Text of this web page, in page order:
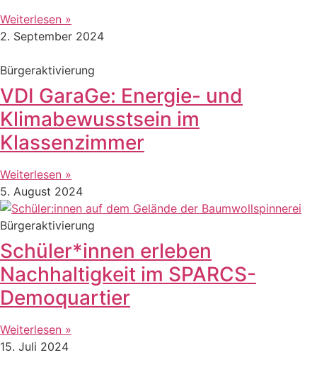
Weiterlesen »
2. September 2024
Bürgeraktivierung
VDI GaraGe: Energie- und
Klimabewusstsein im
Klassenzimmer
Weiterlesen »
5. August 2024
Bürgeraktivierung
Schüler*innen erleben
Nachhaltigkeit im SPARCS-
Demoquartier
Weiterlesen »
15. Juli 2024